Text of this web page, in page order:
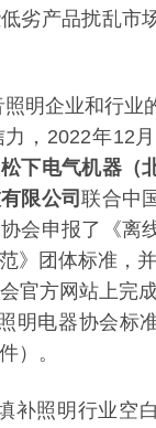
劣产品扰乱市
明企业和行业
， 2022年12
松下电气机器（
限公司联合中
会申报了
《离
》团体标准，
官方网站上完
明电器协会标
）。
补照明行业空